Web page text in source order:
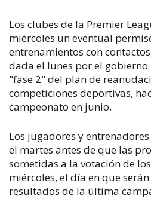
Los clubes de la Premier
miércoles un eventual
entrenamientos con
dada el lunes por el
"fase 2" del plan de
competiciones deportivas,
campeonato en junio.
Los jugadores y
el martes antes de que las
sometidas a la votación de
miércoles, el día en que
resultados de la última